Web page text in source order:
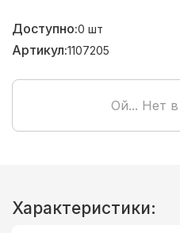
Доступно:0 шт
Артикул:1107205
Ой... Нет в
Характеристики: